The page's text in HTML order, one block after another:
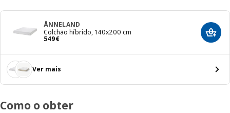
ÅNNELAND
Colchão híbrido, 140x200 cm
549€
Preço 549€
Ver mais
Como o obter